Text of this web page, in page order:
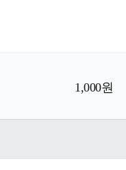
1,000원